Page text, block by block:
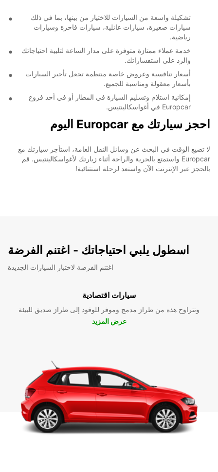
تشكيلة واسعة من السيارات للاختيار من بينها، بما في ذلك
سيارات صغيرة، سيارات عائلية، سيارات فاخرة وسيارات
رياضية.
خدمة عملاء ممتازة متوفرة على مدار الساعة لتلبية احتياجاتك
والرد على استفساراتك.
أسعار تنافسية وعروض خاصة منتظمة تجعل تأجير السيارات
بأسعار معقولة ومناسبة للجميع.
إمكانية استلام وتسليم السيارة في المطار أو في أحد فروع
Europcar في أغواسكالينتيس.
احجز سيارتك مع Europcar اليوم
لا تضيع الوقت في البحث عن وسائل النقل العامة، استأجر سيارتك مع
Europcar واستمتع بالحرية والراحة أثناء زيارتك لأغواسكالينتيس. قم
بالحجز عبر الإنترنت الآن واستعد لرحلة استثنائية!
اسطول يلبي احتياجاتك - اغتنم الفرضة
اغتنم الفرصة لاختبار السيارات الجديدة
سيارات اقتصادية
وتتراوح هذه من طراز مدمج وموفر للوقود إلى طراز صديق للبيئة
عرض المزيد